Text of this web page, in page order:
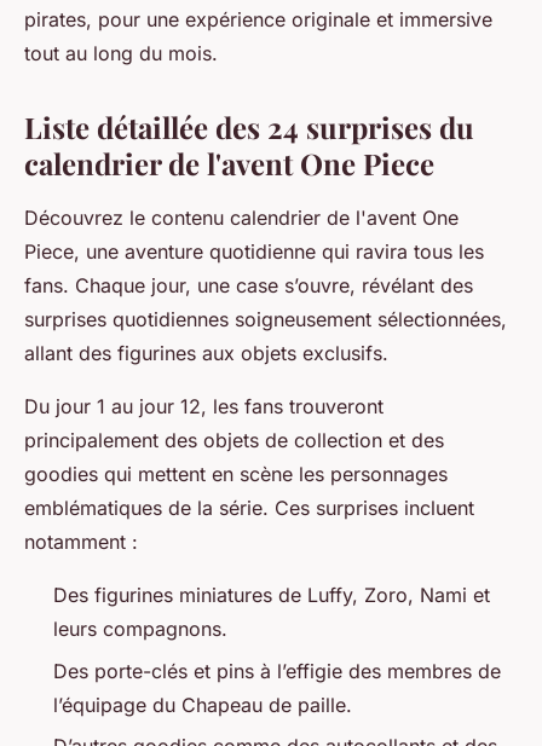
pirates, pour une expérience originale et immersive
tout au long du mois.
Liste détaillée des 24 surprises du
calendrier de l'avent One Piece
Découvrez le contenu calendrier de l'avent One
Piece, une aventure quotidienne qui ravira tous les
fans. Chaque jour, une case s’ouvre, révélant des
surprises quotidiennes soigneusement sélectionnées,
allant des figurines aux objets exclusifs.
Du jour 1 au jour 12, les fans trouveront
principalement des objets de collection et des
goodies qui mettent en scène les personnages
emblématiques de la série. Ces surprises incluent
notamment :
Des figurines miniatures de Luffy, Zoro, Nami et
leurs compagnons.
Des porte-clés et pins à l’effigie des membres de
l’équipage du Chapeau de paille.